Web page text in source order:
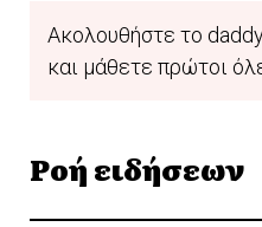
Ακολουθήστε το
και μάθετε πρώτοι
Ροή ειδήσεων